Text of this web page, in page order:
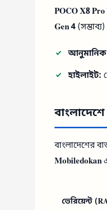
POCO X8 Pro
Gen 4
আনুমানিক
হাইলাইট:
বাংলাদেশের
Mobiledokan
ভেরিয়েন্ট